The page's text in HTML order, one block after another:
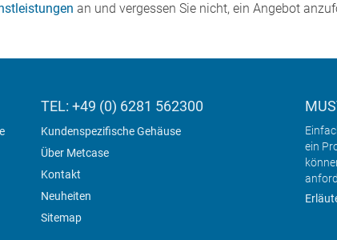
an und vergessen Sie nicht, ein Angebot
TEL: +49 (0) 6281 562300
Kundenspezifische Gehäuse
Über Metcase
Kontakt
Neuheiten
Sitemap
ein